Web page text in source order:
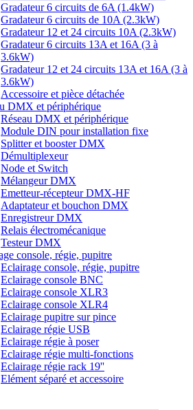
Gradateur 6 circuits de 6A (1.4kW)
Gradateur 6 circuits de 10A (2.3kW)
Gradateur 12 et 24 circuits 10A (2.3kW)
Gradateur 6 circuits 13A et 16A (3 à
3.6kW)
Gradateur 12 et 24 circuits 13A et 16A (3 à
3.6kW)
Accessoire et pièce détachée
DMX et périphérique
Réseau DMX et périphérique
Module DIN pour installation fixe
Splitter et booster DMX
Démultiplexeur
Node et Switch
Mélangeur DMX
Emetteur-récepteur DMX-HF
Adaptateur et bouchon DMX
Enregistreur DMX
Relais électromécanique
Testeur DMX
console, régie, pupitre
Eclairage console, régie, pupitre
Eclairage console BNC
Eclairage console XLR3
Eclairage console XLR4
Eclairage pupitre sur pince
Eclairage régie USB
Eclairage régie à poser
Eclairage régie multi-fonctions
Eclairage régie rack 19''
Elément séparé et accessoire